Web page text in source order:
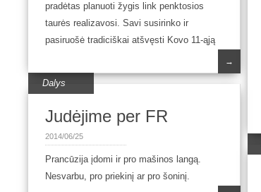
pradėtas planuoti žygis link penktosios
taurės realizavosi. Savi susirinko ir
pasiruošė tradiciškai atšvęsti Kovo 11-ąją
→
Dalys
Judėjime per FR
2014/06/25
Prancūzija įdomi ir pro mašinos langą.
Nesvarbu, pro priekinį ar pro šoninį.